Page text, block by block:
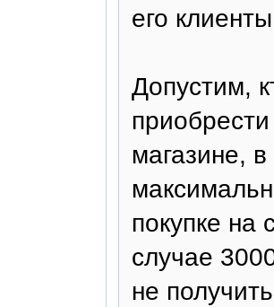
его
Допустим,
магазине,
покупке на
случае
не